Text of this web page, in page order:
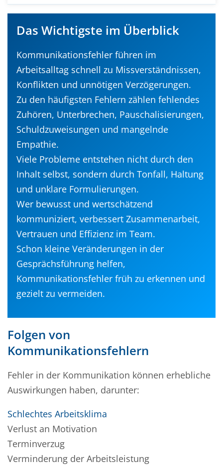
Das Wichtigste im Überblick
Kommunikationsfehler führen im
Arbeitsalltag schnell zu Missverständnissen,
Konflikten und unnötigen Verzögerungen.
Zu den häufigsten Fehlern zählen fehlendes
Zuhören, Unterbrechen, Pauschalisierungen,
Schuldzuweisungen und mangelnde
Empathie.
Viele Probleme entstehen nicht durch den
Inhalt selbst, sondern durch Tonfall, Haltung
und unklare Formulierungen.
Wer bewusst und wertschätzend
kommuniziert, verbessert Zusammenarbeit,
Vertrauen und Effizienz im Team.
Schon kleine Veränderungen in der
Gesprächsführung helfen,
Kommunikationsfehler früh zu erkennen und
gezielt zu vermeiden.
Folgen von
Kommunikationsfehlern
Fehler in der Kommunikation können erhebliche
Auswirkungen haben, darunter:
Schlechtes Arbeitsklima
Verlust an Motivation
Terminverzug
Verminderung der Arbeitsleistung